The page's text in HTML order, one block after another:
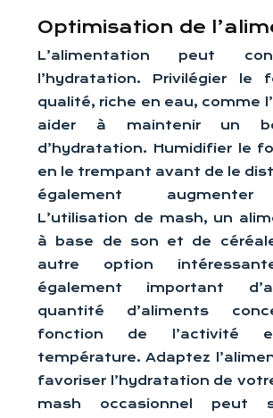
Optimisation de
L’alimentation peut
l’hydratation. Privilégier le
qualité, riche en eau, comme
aider à maintenir un
d’hydratation. Humidifier le
en le trempant avant de le
également augmenter
L’utilisation de mash, un
à base de son et de
autre option
également important
quantité d’aliments
fonction de
température. Adaptez
favoriser l’hydratation de
mash occasionnel peut